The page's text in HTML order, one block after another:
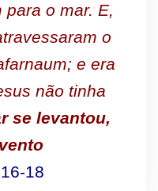
o mar. E,
o
e era
não tinha
se levantou,
18